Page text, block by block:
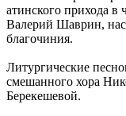
атинского прихода в
Валерий Шаврин,
благочиния.
Литургические
смешанного хора
Берекешевой.